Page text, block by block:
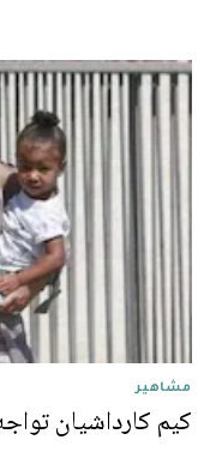
مشاهير
كيم كارداشيان